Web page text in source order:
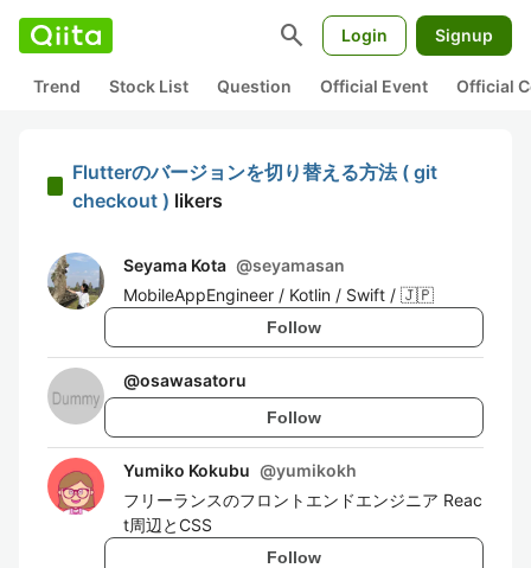
search Login Signup
Trend Stock List Question Official Event Official
Flutterのバージョンを切り替える方法 ( git
checkout ) likers
Seyama Kota @seyamasan
MobileAppEngineer / Kotlin / Swift / 🇯🇵
Follow
@osawasatoru
Follow
Yumiko Kokubu @yumikokh
フリーランスのフロントエンドエンジニア Reac
t周辺とCSS
Follow